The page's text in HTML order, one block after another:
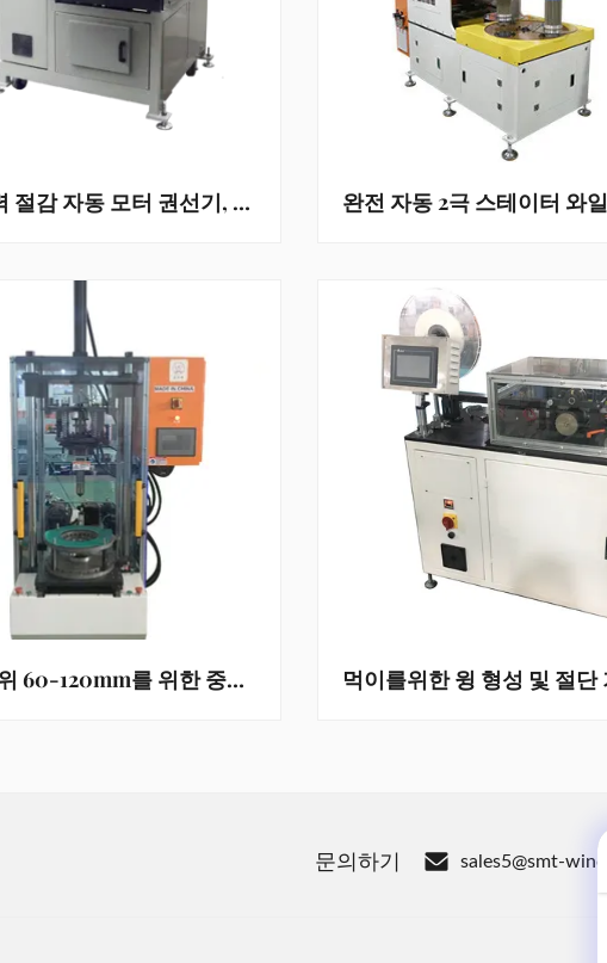
노동력 절감 자동 모터 권선기, 고정자 외경 110-210mm
ID 범위 60-120mm를 위한 중간 코일 형성 기계
문의하기 sales5@smt-